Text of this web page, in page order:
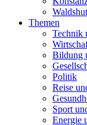
Waldshut
Themen
Technik
Bildung
Politik
Reise
Sport
Energie